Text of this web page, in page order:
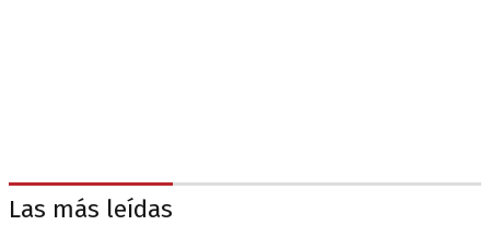
Las más leídas